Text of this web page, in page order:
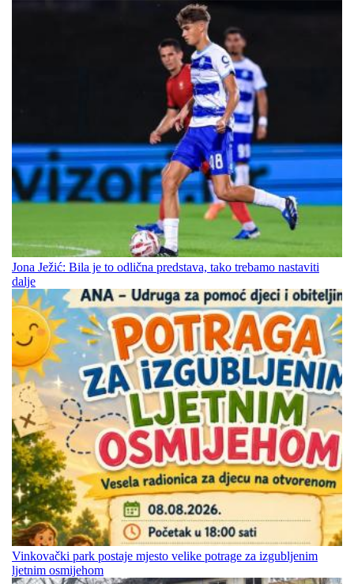
Jona Ježić: Bila je to odlična predstava, tako trebamo nastaviti
dalje
Vinkovački park postaje mjesto velike potrage za izgubljenim
ljetnim osmijehom